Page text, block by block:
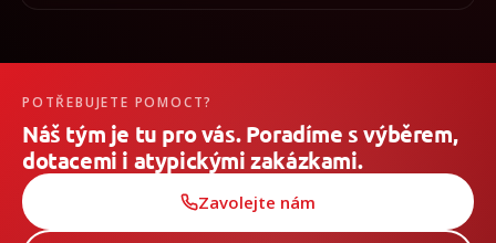
POTŘEBUJETE POMOCT?
Náš tým je tu pro vás. Poradíme s výběrem,
dotacemi i atypickými zakázkami.
Zavolejte nám